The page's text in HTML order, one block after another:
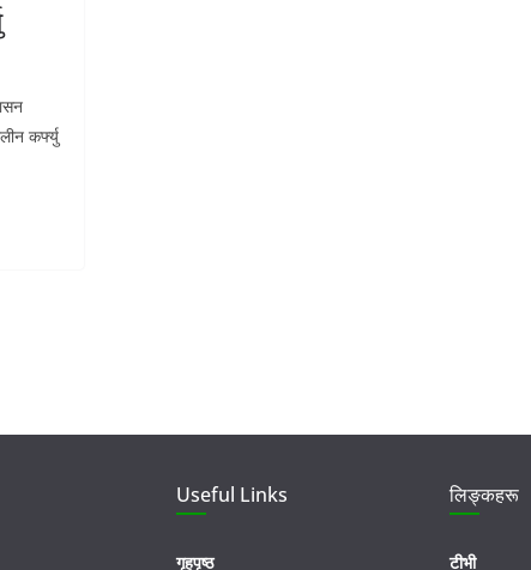
कर्फ्यु
Useful Links
गृहपृष्ठ
लिङ्कहरू
टीभी